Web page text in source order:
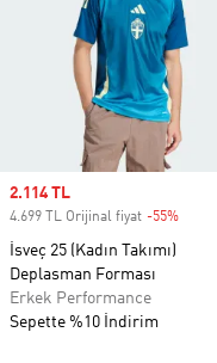
Sale price
2.114 TL
4.699 TL Orijinal fiyat -55%
İsveç 25 (Kadın Takımı)
Deplasman Forması
Erkek Performance
Sepette %10 İndirim